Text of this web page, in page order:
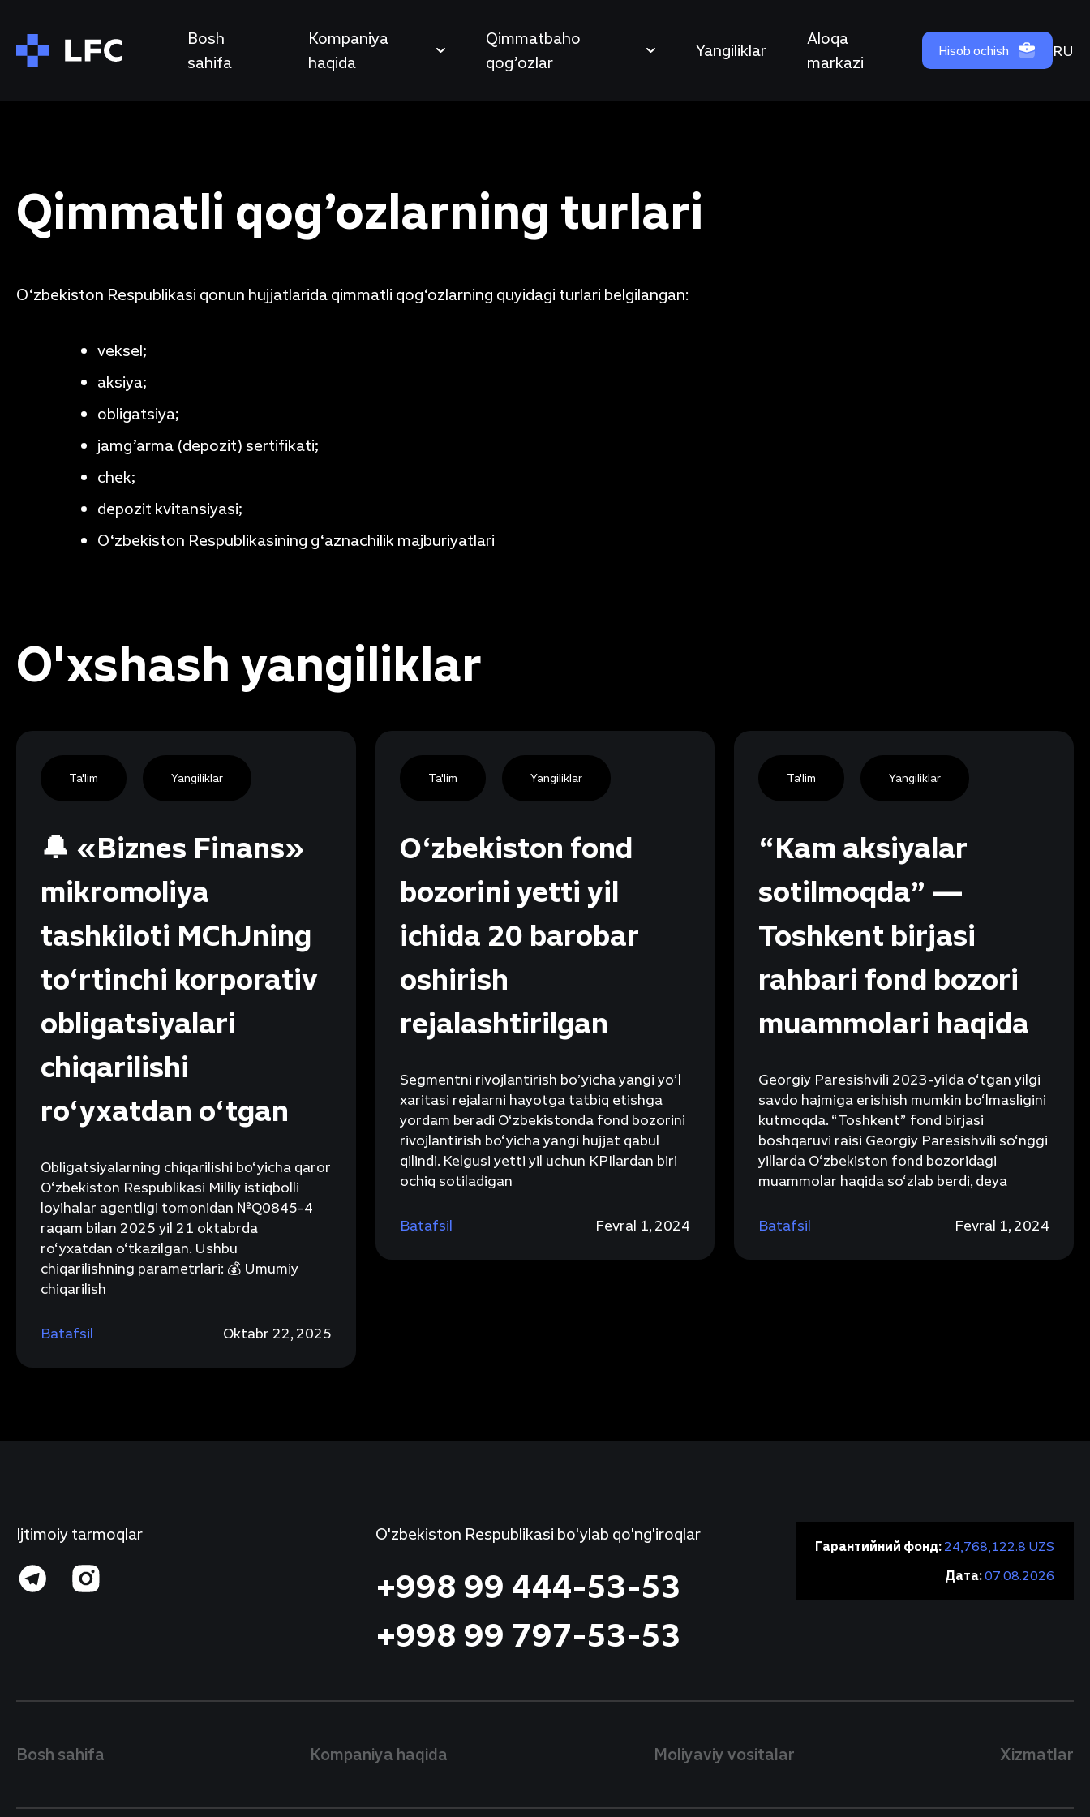
Bosh
sahifa
Kompaniya
haqida
Qimmatbaho
qog’ozlar
Yangiliklar
Aloqa
markazi
Hisob ochish RU
Qimmatli qog’ozlarning turlari
O‘zbekiston Respublikasi qonun hujjatlarida qimmatli qog‘ozlarning quyidagi turlari belgilangan:
veksel;
aksiya;
obligatsiya;
jamg’arma (depozit) sertifikati;
chek;
depozit kvitansiyasi;
O‘zbekiston Respublikasining g‘aznachilik majburiyatlari
O'xshash yangiliklar
Ta'lim Yangiliklar
🔔 «Biznes Finans»
mikromoliya
tashkiloti MChJning
to‘rtinchi korporativ
obligatsiyalari
chiqarilishi
ro‘yxatdan o‘tgan
Obligatsiyalarning chiqarilishi bo‘yicha qaror
O‘zbekiston Respublikasi Milliy istiqbolli
loyihalar agentligi tomonidan №Q0845-4
raqam bilan 2025 yil 21 oktabrda
ro‘yxatdan o‘tkazilgan. Ushbu
chiqarilishning parametrlari: 💰 Umumiy
chiqarilish
Batafsil Oktabr 22, 2025
Ta'lim Yangiliklar
O‘zbekiston fond
bozorini yetti yil
ichida 20 barobar
oshirish
rejalashtirilgan
Segmentni rivojlantirish bo’yicha yangi yo’l
xaritasi rejalarni hayotga tatbiq etishga
yordam beradi O‘zbekistonda fond bozorini
rivojlantirish bo‘yicha yangi hujjat qabul
qilindi. Kelgusi yetti yil uchun KPIlardan biri
ochiq sotiladigan
Batafsil Fevral 1, 2024
Ta'lim Yangiliklar
“Kam aksiyalar
sotilmoqda” —
Toshkent birjasi
rahbari fond bozori
muammolari haqida
Georgiy Paresishvili 2023-yilda o‘tgan yilgi
savdo hajmiga erishish mumkin bo‘lmasligini
kutmoqda. “Toshkent” fond birjasi
boshqaruvi raisi Georgiy Paresishvili so‘nggi
yillarda O‘zbekiston fond bozoridagi
muammolar haqida so‘zlab berdi, deya
Batafsil Fevral 1, 2024
Ijtimoiy tarmoqlar O'zbekiston Respublikasi bo'ylab qo'ng'iroqlar
+998 99 444-53-53
+998 99 797-53-53
Гарантийний фонд: 24,768,122.8 UZS
Дата:07.08.2026
Bosh sahifa Kompaniya haqida Moliyaviy vositalar Xizmatlar